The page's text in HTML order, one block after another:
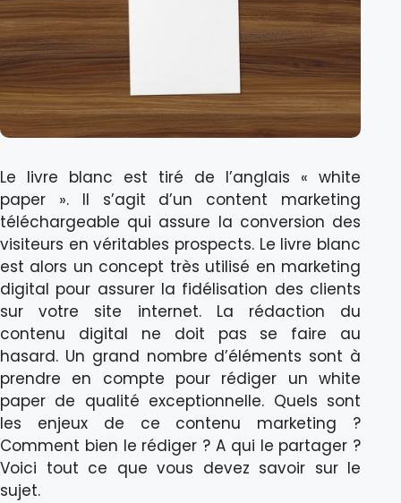
Le livre blanc est tiré de l’anglais « white
paper ». Il s’agit d’un content marketing
téléchargeable qui assure la conversion des
visiteurs en véritables prospects. Le livre blanc
est alors un concept très utilisé en marketing
digital pour assurer la fidélisation des clients
sur votre site internet. La rédaction du
contenu digital ne doit pas se faire au
hasard. Un grand nombre d’éléments sont à
prendre en compte pour rédiger un white
paper de qualité exceptionnelle. Quels sont
les enjeux de ce contenu marketing ?
Comment bien le rédiger ? A qui le partager ?
Voici tout ce que vous devez savoir sur le
sujet.